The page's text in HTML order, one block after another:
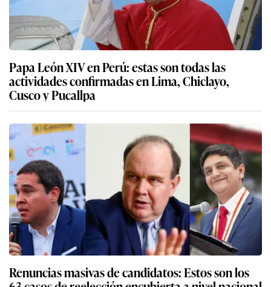
Papa León XIV en Perú: estas son todas las
actividades confirmadas en Lima, Chiclayo,
Cusco y Pucallpa
Renuncias masivas de candidatos: Estos son los